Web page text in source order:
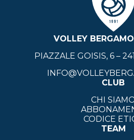
VOLLEY
PIAZZALE GOISIS, 6 –
CLUB
CHI
CODICE
TEAM